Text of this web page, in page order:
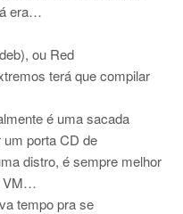
era…
ou Red
terá que compilar
é uma sacada
porta CD de
distro, é sempre melhor
VM…
tempo pra se